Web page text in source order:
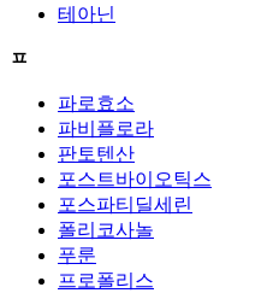
테아닌
ㅍ
파로효소
파비플로라
판토텐산
포스트바이오틱스
포스파티딜세린
폴리코사놀
푸룬
프로폴리스